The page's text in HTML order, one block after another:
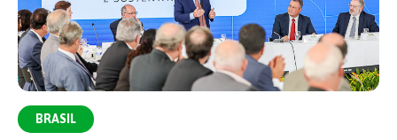
BRASIL